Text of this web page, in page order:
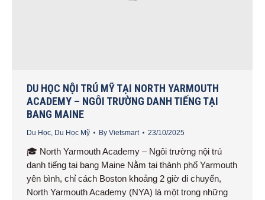
DU HỌC NỘI TRÚ MỸ TẠI NORTH YARMOUTH
ACADEMY – NGÔI TRƯỜNG DANH TIẾNG TẠI
BANG MAINE
Du Học, Du Học Mỹ By Vietsmart 23/10/2025
🎓 North Yarmouth Academy – Ngôi trường nội trú
danh tiếng tại bang Maine Nằm tại thành phố Yarmouth
yên bình, chỉ cách Boston khoảng 2 giờ di chuyển,
North Yarmouth Academy (NYA) là một trong những